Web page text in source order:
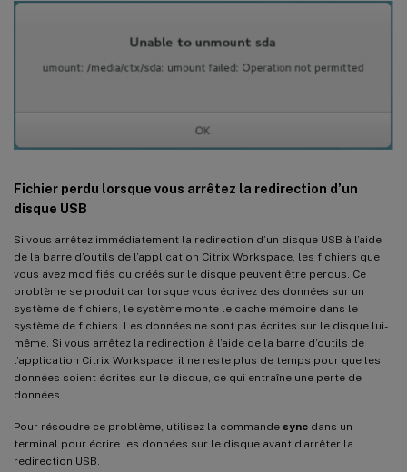
Fichier perdu lorsque vous arrêtez la redirection d’un
disque USB
Si vous arrêtez immédiatement la redirection d’un disque USB à l’aide
de la barre d’outils de l’application Citrix Workspace, les fichiers que
vous avez modifiés ou créés sur le disque peuvent être perdus. Ce
problème se produit car lorsque vous écrivez des données sur un
système de fichiers, le système monte le cache mémoire dans le
système de fichiers. Les données ne sont pas écrites sur le disque lui-
même. Si vous arrêtez la redirection à l’aide de la barre d’outils de
l’application Citrix Workspace, il ne reste plus de temps pour que les
données soient écrites sur le disque, ce qui entraîne une perte de
données.
Pour résoudre ce problème, utilisez la commande sync dans un
terminal pour écrire les données sur le disque avant d’arrêter la
redirection USB.